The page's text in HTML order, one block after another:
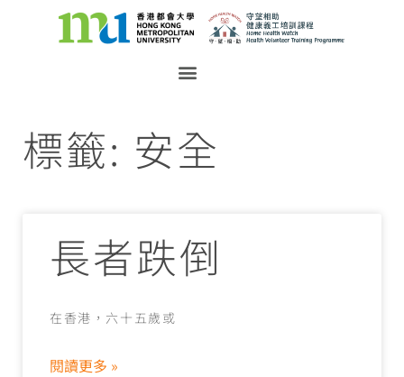
標籤: 安全
長者跌倒
在香港，六十五歲或
閱讀更多 »